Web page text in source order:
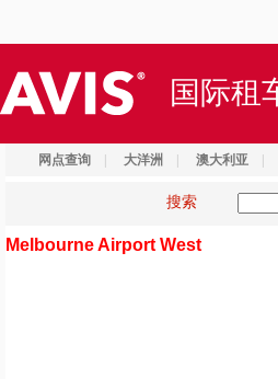
国际租
网点查询 大洋洲 澳大利亚
搜索
Melbourne Airport West